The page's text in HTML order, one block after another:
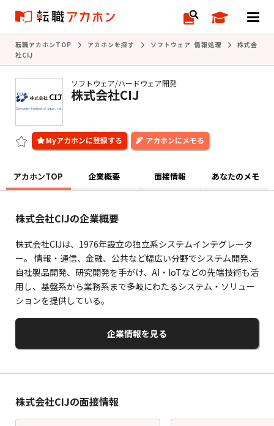
転職アカホンTOP アカホンを探す ソフトウェア 情報処理
株式会
社CIJ
ソフトウェア/ハードウェア開発
株式会社CIJ
アカホンにメモる
アカホンTOP 企業概要 面接情報 あなたのメモ
株式会社CIJの企業概要
株式会社CIJは、1976年設立の独立系システムインテグレータ
ー。 情報・通信、金融、公共など幅広い分野でシステム開発、
自社製品開発、研究開発を手がけ、AI・IoTなどの先端技術も活
用し、基盤系から業務系まで多岐にわたるシステム・ソリュー
ションを提供している。
企業情報を見る
株式会社CIJの面接情報